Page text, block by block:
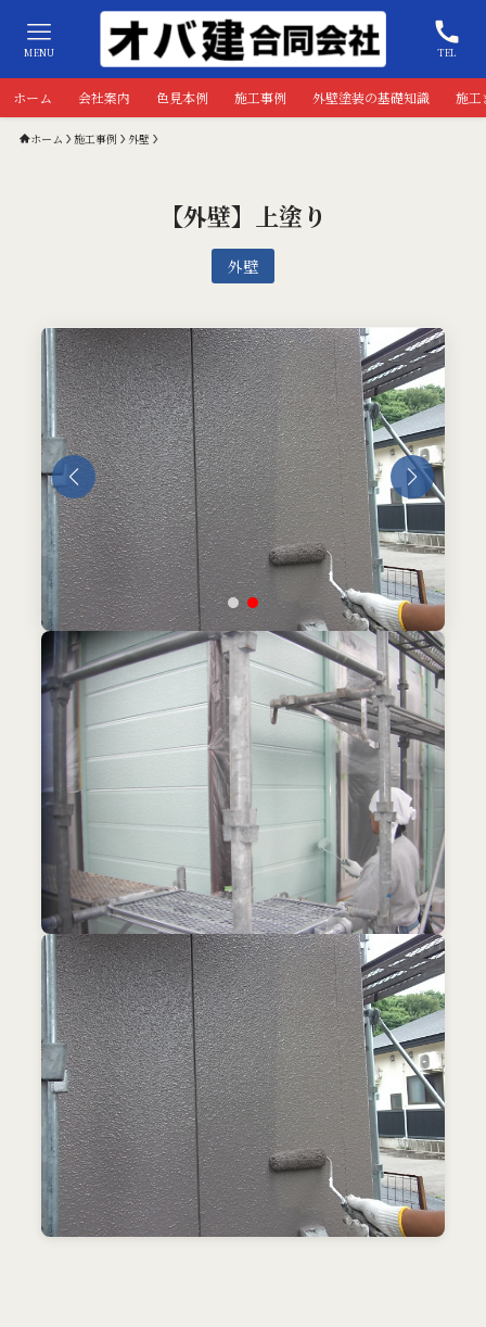
TEL
MENU
ホーム 会社案内 色見本例 施工事例 外壁塗装の基礎知識 施工
ホーム 施工事例 外壁
【外壁】上塗り
外壁